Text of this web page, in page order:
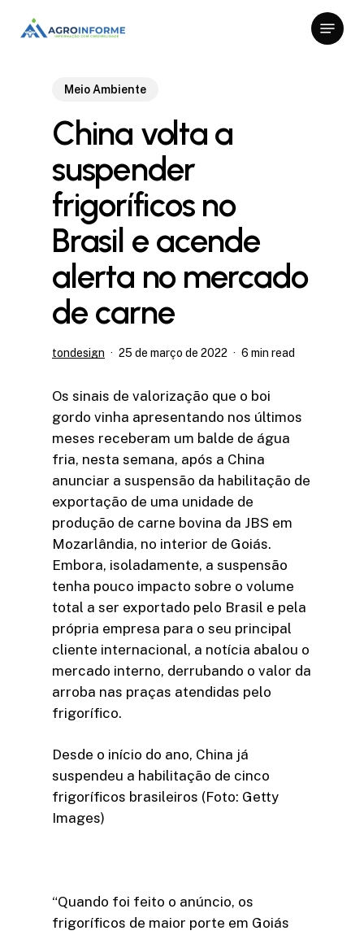
Menu
Meio Ambiente
China volta a
suspender
frigoríficos no
Brasil e acende
alerta no mercado
de carne
tondesign 25 de março de 2022 6 min read
Os sinais de valorização que o boi
gordo vinha apresentando nos últimos
meses receberam um balde de água
fria, nesta semana, após a China
anunciar a suspensão da habilitação de
exportação de uma unidade de
produção de carne bovina da JBS em
Mozarlândia, no interior de Goiás.
Embora, isoladamente, a suspensão
tenha pouco impacto sobre o volume
total a ser exportado pelo Brasil e pela
própria empresa para o seu principal
cliente internacional, a notícia abalou o
mercado interno, derrubando o valor da
arroba nas praças atendidas pelo
frigorífico.
Desde o início do ano, China já
suspendeu a habilitação de cinco
frigoríficos brasileiros (Foto: Getty
Images)
“Quando foi feito o anúncio, os
frigoríficos de maior porte em Goiás